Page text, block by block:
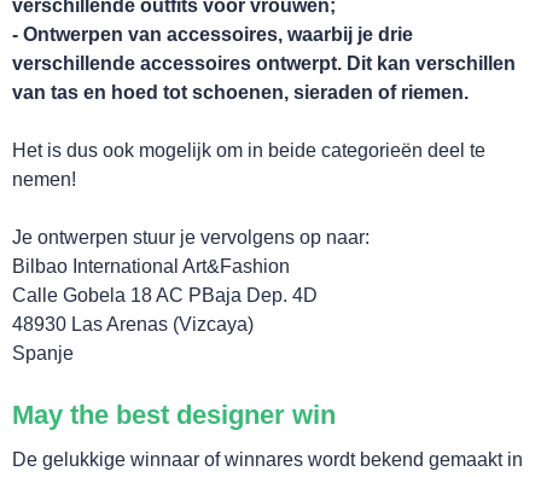
verschillende outfits voor vrouwen;
- Ontwerpen van accessoires, waarbij je drie
verschillende accessoires ontwerpt. Dit kan verschillen
van tas en hoed tot schoenen, sieraden of riemen.
Het is dus ook mogelijk om in beide categorieën deel te
nemen!
Je ontwerpen stuur je vervolgens op naar:
Bilbao International Art&Fashion
Calle Gobela 18 AC PBaja Dep. 4D
48930 Las Arenas (Vizcaya)
Spanje
May the best designer win
De gelukkige winnaar of winnares wordt bekend gemaakt in